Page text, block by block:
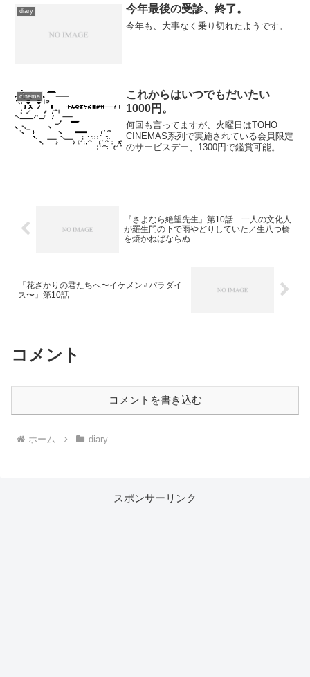
チルドレンの３人はトンネルの崩落事故
に巻き込まれた人々の救助...
diary 今年最後の受診、終了。
今年も、大事なく乗り切れたようです。
cinema
これからはいつでもだいたい
1000円。
何回も言ってますが、火曜日はTOHO
CINEMAS系列で実施されている会員限定
のサービスデー、1300円で鑑賞可能。こ
『さよなら絶望先生』第10話 一人の文化人
が羅生門の下で雨やどりしていた／生八つ橋
を焼かねばならぬ
『花ざかりの君たちへ〜イケメン♂パラダイ
ス〜』第10話
コメント
コメントを書き込む
ホーム diary
スポンサーリンク